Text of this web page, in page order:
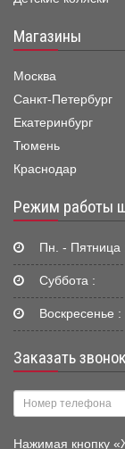
Магазины
Москва
Санкт-Петербург
Екатеринбург
Тюмень
Краснодар
Режим работы
Пн. - Пятница
Суббота :
Воскресенье :
Заказать звонок
Нажимая кнопку